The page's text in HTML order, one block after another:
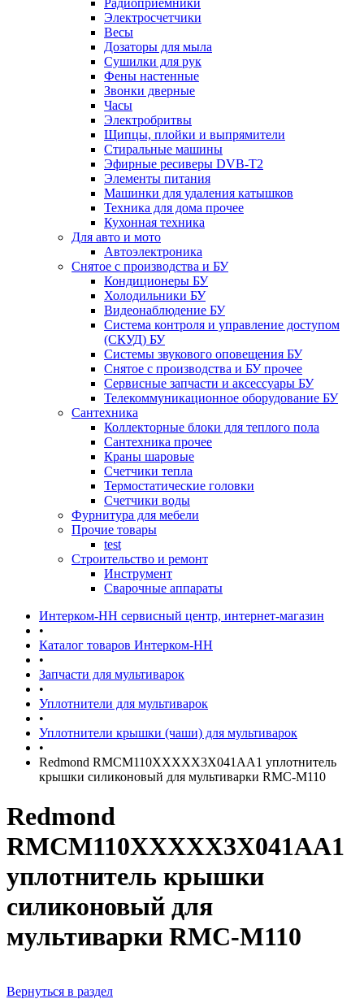
Радиоприемники
Электросчетчики
Весы
Дозаторы для мыла
Сушилки для рук
Фены настенные
Звонки дверные
Часы
Электробритвы
Щипцы, плойки и выпрямители
Стиральные машины
Эфирные ресиверы DVB-T2
Элементы питания
Машинки для удаления катышков
Техника для дома прочее
Кухонная техника
Для авто и мото
Автоэлектроника
Снятое с производства и БУ
Кондиционеры БУ
Холодильники БУ
Видеонаблюдение БУ
Система контроля и управление доступом
(СКУД) БУ
Системы звукового оповещения БУ
Снятое с производства и БУ прочее
Сервисные запчасти и аксессуары БУ
Телекоммуникационное оборудование БУ
Сантехника
Коллекторные блоки для теплого пола
Сантехника прочее
Краны шаровые
Счетчики тепла
Термоcтатические головки
Счетчики воды
Фурнитура для мебели
Прочие товары
test
Строительство и ремонт
Инструмент
Сварочные аппараты
Интерком-НН сервисный центр, интернет-магазин
•
Каталог товаров Интерком-НН
•
Запчасти для мультиварок
•
Уплотнители для мультиварок
•
Уплотнители крышки (чаши) для мультиварок
•
Redmond RMCM110XXXXX3X041AA1 уплотнитель
крышки силиконовый для мультиварки RMC-M110
Redmond
RMCM110XXXXX3X041AA1
уплотнитель крышки
силиконовый для
мультиварки RMC-M110
Вернуться в раздел